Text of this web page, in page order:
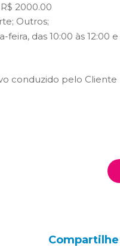
2000.00
Outros;
feira, das 10:00 às 12:00 e
conduzido pelo Cliente